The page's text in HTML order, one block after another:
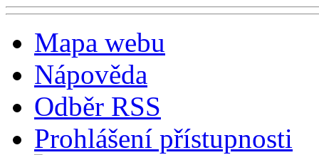
Mapa webu
Nápověda
Odběr RSS
Prohlášení přístupnosti